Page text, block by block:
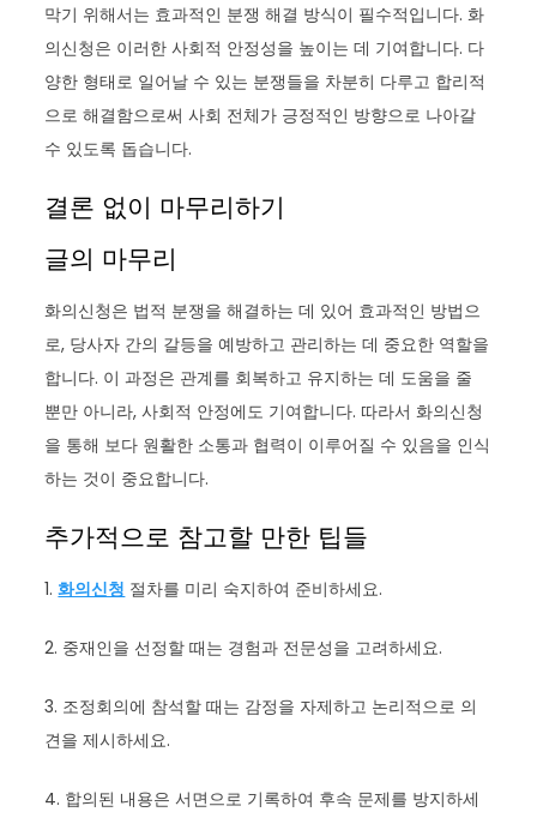
막기 위해서는 효과적인 분쟁 해결 방식이 필수적입니다. 화
의신청은 이러한 사회적 안정성을 높이는 데 기여합니다. 다
양한 형태로 일어날 수 있는 분쟁들을 차분히 다루고 합리적
으로 해결함으로써 사회 전체가 긍정적인 방향으로 나아갈
수 있도록 돕습니다.
결론 없이 마무리하기
글의 마무리
화의신청은 법적 분쟁을 해결하는 데 있어 효과적인 방법으
로, 당사자 간의 갈등을 예방하고 관리하는 데 중요한 역할을
합니다. 이 과정은 관계를 회복하고 유지하는 데 도움을 줄
뿐만 아니라, 사회적 안정에도 기여합니다. 따라서 화의신청
을 통해 보다 원활한 소통과 협력이 이루어질 수 있음을 인식
하는 것이 중요합니다.
추가적으로 참고할 만한 팁들
1.화의신청 절차를 미리 숙지하여 준비하세요.
2. 중재인을 선정할 때는 경험과 전문성을 고려하세요.
3. 조정회의에 참석할 때는 감정을 자제하고 논리적으로 의
견을 제시하세요.
4. 합의된 내용은 서면으로 기록하여 후속 문제를 방지하세